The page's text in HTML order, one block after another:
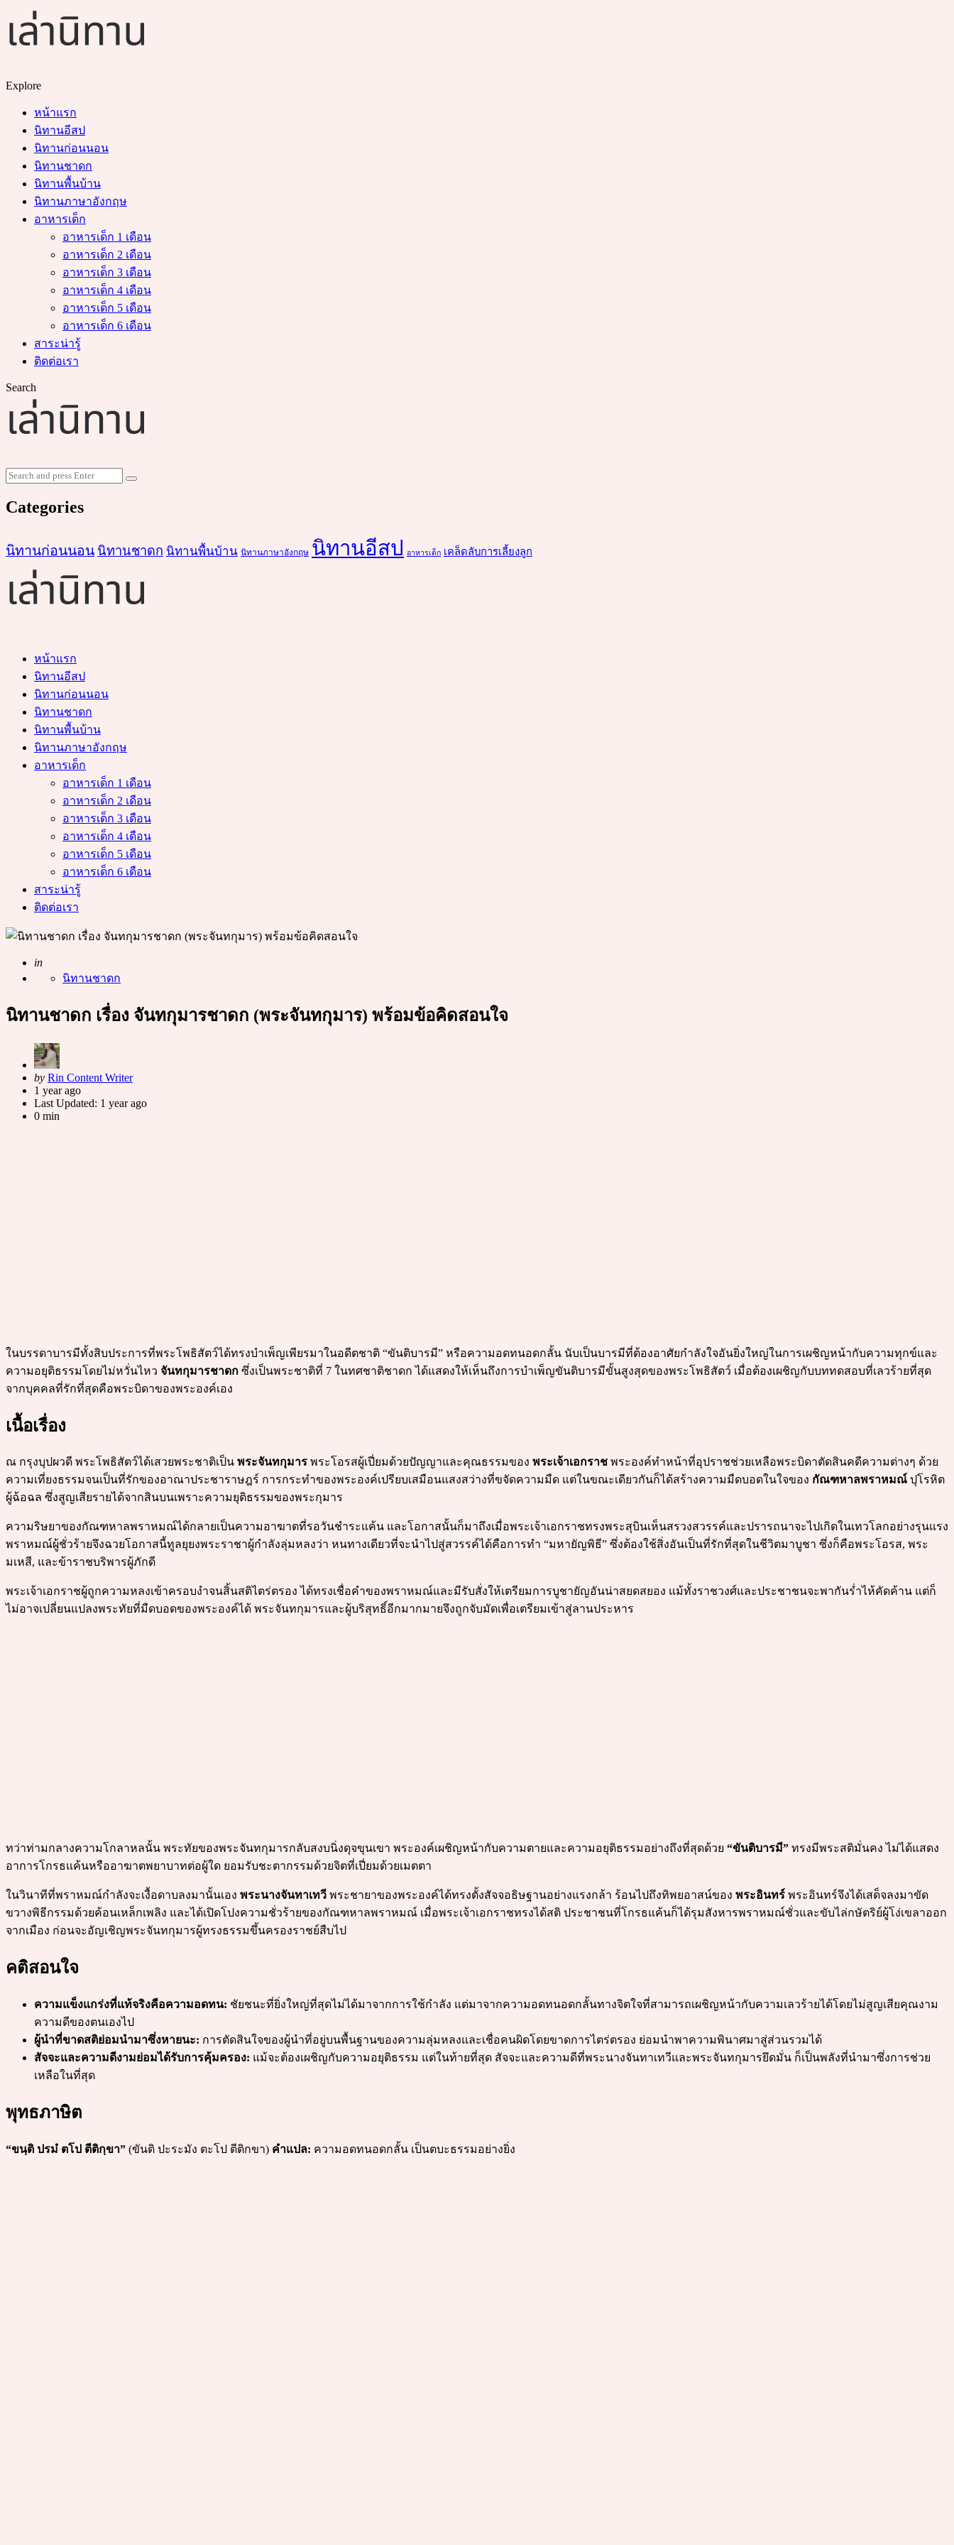
Search
Explore
หน้าแรก
นิทานอีสป
นิทานก่อนนอน
นิทานชาดก
นิทานพื้นบ้าน
นิทานภาษาอังกฤษ
อาหารเด็ก
อาหารเด็ก 1 เดือน
อาหารเด็ก 2 เดือน
อาหารเด็ก 3 เดือน
อาหารเด็ก 4 เดือน
อาหารเด็ก 5 เดือน
อาหารเด็ก 6 เดือน
สาระน่ารู้
ติดต่อเรา
Search
Search
for:
Search
Categories
นิทานก่อนนอน นิทานชาดก นิทานพื้นบ้าน นิทานภาษาอังกฤษ นิทานอีสป อาหารเด็ก เคล็ดลับการเลี้ยงลูก
หน้าแรก
นิทานอีสป
นิทานก่อนนอน
นิทานชาดก
นิทานพื้นบ้าน
นิทานภาษาอังกฤษ
อาหารเด็ก
อาหารเด็ก 1 เดือน
อาหารเด็ก 2 เดือน
อาหารเด็ก 3 เดือน
อาหารเด็ก 4 เดือน
อาหารเด็ก 5 เดือน
อาหารเด็ก 6 เดือน
สาระน่ารู้
ติดต่อเรา
Posted
in
นิทานชาดก
นิทานชาดก เรื่อง จันทกุมารชาดก (พระจันทกุมาร) พร้อมข้อคิดสอนใจ
Posted
by
by Rin Content Writer
1 year ago
Last Updated: 1 year ago
0 min
ในบรรดาบารมีทั้งสิบประการที่พระโพธิสัตว์ได้ทรงบำเพ็ญเพียรมาในอดีตชาติ “ขันติบารมี” หรือความอดทนอดกลั้น นับเป็นบารมีที่ต้องอาศัยกำลังใจอันยิ่งใหญ่ในการเผชิญหน้ากับความทุกข์และ
ความอยุติธรรมโดยไม่หวั่นไหว จันทกุมารชาดก ซึ่งเป็นพระชาติที่ 7 ในทศชาติชาดก ได้แสดงให้เห็นถึงการบำเพ็ญขันติบารมีขั้นสูงสุดของพระโพธิสัตว์ เมื่อต้องเผชิญกับบททดสอบที่เลวร้ายที่สุด
จากบุคคลที่รักที่สุดคือพระบิดาของพระองค์เอง
เนื้อเรื่อง
ณ กรุงบุปผวดี พระโพธิสัตว์ได้เสวยพระชาติเป็น พระจันทกุมาร พระโอรสผู้เปี่ยมด้วยปัญญาและคุณธรรมของ พระเจ้าเอกราช พระองค์ทำหน้าที่อุปราชช่วยเหลือพระบิดาตัดสินคดีความต่างๆ ด้วย
ความเที่ยงธรรมจนเป็นที่รักของอาณาประชาราษฎร์ การกระทำของพระองค์เปรียบเสมือนแสงสว่างที่ขจัดความมืด แต่ในขณะเดียวกันก็ได้สร้างความมืดบอดในใจของ กัณฑหาลพราหมณ์ ปุโรหิต
ผู้ฉ้อฉล ซึ่งสูญเสียรายได้จากสินบนเพราะความยุติธรรมของพระกุมาร
ความริษยาของกัณฑหาลพราหมณ์ได้กลายเป็นความอาฆาตที่รอวันชำระแค้น และโอกาสนั้นก็มาถึงเมื่อพระเจ้าเอกราชทรงพระสุบินเห็นสรวงสวรรค์และปรารถนาจะไปเกิดในเทวโลกอย่างรุนแรง
พราหมณ์ผู้ชั่วร้ายจึงฉวยโอกาสนี้ทูลยุยงพระราชาผู้กำลังลุ่มหลงว่า หนทางเดียวที่จะนำไปสู่สวรรค์ได้คือการทำ “มหายัญพิธี” ซึ่งต้องใช้สิ่งอันเป็นที่รักที่สุดในชีวิตมาบูชา ซึ่งก็คือพระโอรส, พระ
มเหสี, และข้าราชบริพารผู้ภักดี
พระเจ้าเอกราชผู้ถูกความหลงเข้าครอบงำจนสิ้นสติไตร่ตรอง ได้ทรงเชื่อคำของพราหมณ์และมีรับสั่งให้เตรียมการบูชายัญอันน่าสยดสยอง แม้ทั้งราชวงศ์และประชาชนจะพากันร่ำไห้คัดค้าน แต่ก็
ไม่อาจเปลี่ยนแปลงพระทัยที่มืดบอดของพระองค์ได้ พระจันทกุมารและผู้บริสุทธิ์อีกมากมายจึงถูกจับมัดเพื่อเตรียมเข้าสู่ลานประหาร
ทว่าท่ามกลางความโกลาหลนั้น พระทัยของพระจันทกุมารกลับสงบนิ่งดุจขุนเขา พระองค์เผชิญหน้ากับความตายและความอยุติธรรมอย่างถึงที่สุดด้วย “ขันติบารมี” ทรงมีพระสติมั่นคง ไม่ได้แสดง
อาการโกรธแค้นหรืออาฆาตพยาบาทต่อผู้ใด ยอมรับชะตากรรมด้วยจิตที่เปี่ยมด้วยเมตตา
ในวินาทีที่พราหมณ์กำลังจะเงื้อดาบลงมานั้นเอง พระนางจันทาเทวี พระชายาของพระองค์ได้ทรงตั้งสัจจอธิษฐานอย่างแรงกล้า ร้อนไปถึงทิพยอาสน์ของ พระอินทร์ พระอินทร์จึงได้เสด็จลงมาขัด
ขวางพิธีกรรมด้วยค้อนเหล็กเพลิง และได้เปิดโปงความชั่วร้ายของกัณฑหาลพราหมณ์ เมื่อพระเจ้าเอกราชทรงได้สติ ประชาชนที่โกรธแค้นก็ได้รุมสังหารพราหมณ์ชั่วและขับไล่กษัตริย์ผู้โง่เขลาออก
จากเมือง ก่อนจะอัญเชิญพระจันทกุมารผู้ทรงธรรมขึ้นครองราชย์สืบไป
คติสอนใจ
ความแข็งแกร่งที่แท้จริงคือความอดทน: ชัยชนะที่ยิ่งใหญ่ที่สุดไม่ได้มาจากการใช้กำลัง แต่มาจากความอดทนอดกลั้นทางจิตใจที่สามารถเผชิญหน้ากับความเลวร้ายได้โดยไม่สูญเสียคุณงาม
ความดีของตนเองไป
ผู้นำที่ขาดสติย่อมนำมาซึ่งหายนะ: การตัดสินใจของผู้นำที่อยู่บนพื้นฐานของความลุ่มหลงและเชื่อคนผิดโดยขาดการไตร่ตรอง ย่อมนำพาความพินาศมาสู่ส่วนรวมได้
สัจจะและความดีงามย่อมได้รับการคุ้มครอง: แม้จะต้องเผชิญกับความอยุติธรรม แต่ในท้ายที่สุด สัจจะและความดีที่พระนางจันทาเทวีและพระจันทกุมารยึดมั่น ก็เป็นพลังที่นำมาซึ่งการช่วย
เหลือในที่สุด
พุทธภาษิต
“ขนฺติ ปรมํ ตโป ตีติกฺขา” (ขันติ ปะระมัง ตะโป ตีติกขา) คำแปล: ความอดทนอดกลั้น เป็นตบะธรรมอย่างยิ่ง